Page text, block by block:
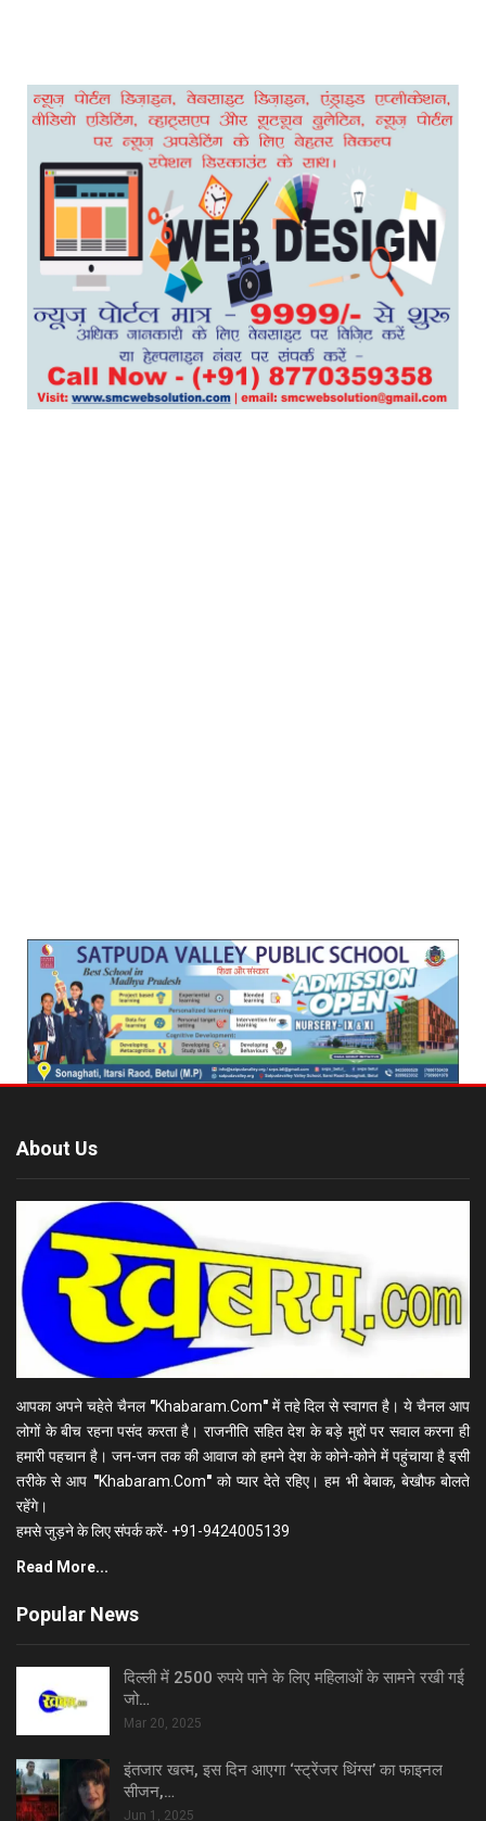
About Us
आपका अपने चहेते चैनल "Khabaram.Com"में तहे दिल से स्वागत है। ये चैनल आप
लोगों के बीच रहना पसंद करता है। राजनीति सहित देश के बड़े मुद्दों पर सवाल करना ही
हमारी पहचान है। जन-जन तक की आवाज को हमने देश के कोने-कोने में पहुंचाया है इसी
तरीके से आप "Khabaram.Com"को प्यार देते रहिए। हम भी बेबाक, बेखौफ बोलते
रहेंगे।
हमसे जुड़ने के लिए संपर्क करें- +91-9424005139
Read More...
Popular News
दिल्ली में 2500 रुपये पाने के लिए महिलाओं के सामने रखी गई
जो…
Mar 20, 2025
इंतजार खत्म, इस दिन आएगा ‘स्ट्रेंजर थिंग्स’ का फाइनल
सीजन,…
Jun 1, 2025